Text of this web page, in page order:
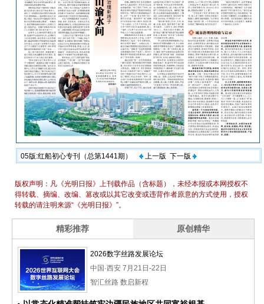
05版:红船初心专刊（总第1441期） 上一版 下一版